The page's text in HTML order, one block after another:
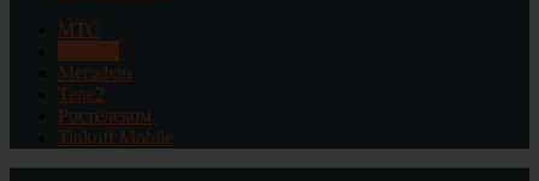
МТС
Мегафон
Теле2
Ростелеком
Tinkoff Mobile